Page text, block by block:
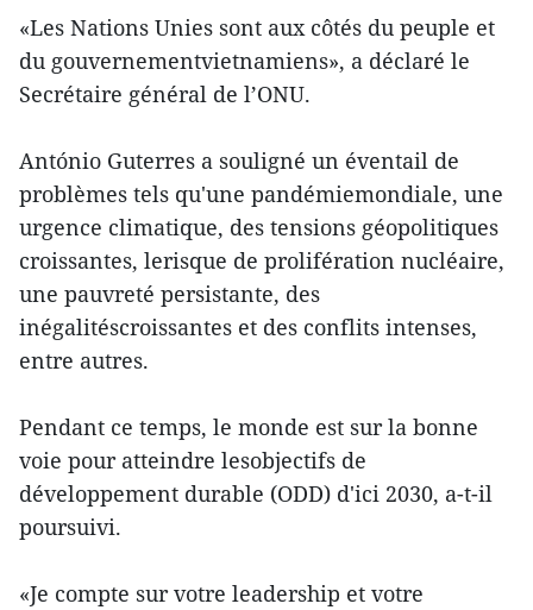
«Les Nations Unies sont aux côtés du peuple et
du gouvernementvietnamiens», a déclaré le
Secrétaire général de l’ONU.
António Guterres a souligné un éventail de
problèmes tels qu'une pandémiemondiale, une
urgence climatique, des tensions géopolitiques
croissantes, lerisque de prolifération nucléaire,
une pauvreté persistante, des
inégalitéscroissantes et des conflits intenses,
entre autres.
Pendant ce temps, le monde est sur la bonne
voie pour atteindre lesobjectifs de
développement durable (ODD) d'ici 2030, a-t-il
poursuivi.
«Je compte sur votre leadership et votre